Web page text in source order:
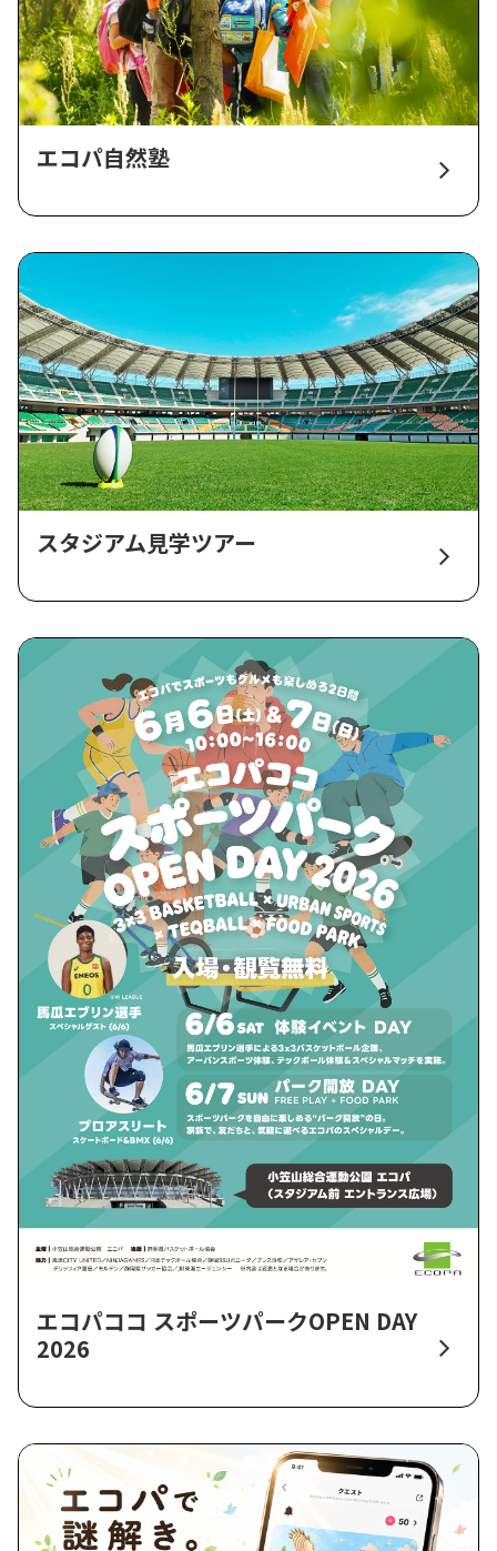
エコパ自然塾
スタジアム見学ツアー
エコパココ スポーツパークOPEN DAY
2026